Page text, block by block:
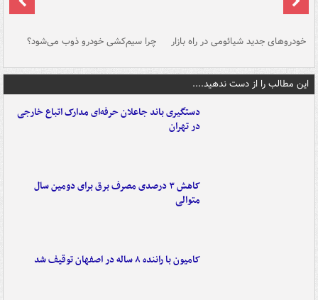
خودروهای جدید شیائومی در راه بازار چرا سیم‌کشی خودرو ذوب می‌شود؟
این مطالب را از دست ندهید....
دستگیری باند جاعلان حرفه‌ای مدارک اتباع خارجی
در تهران
کاهش ۳ درصدی مصرف برق برای دومین سال
متوالی
کامیون با راننده ۸ ساله در اصفهان توقیف شد